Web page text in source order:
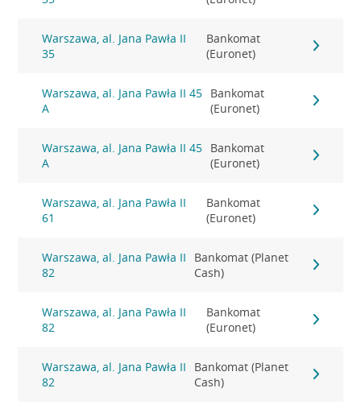
Warszawa, al. Jana Pawła II
35
Bankomat
(Euronet)
Warszawa, al. Jana Pawła II 45
A
Bankomat
(Euronet)
Warszawa, al. Jana Pawła II 45
A
Bankomat
(Euronet)
Warszawa, al. Jana Pawła II
61
Bankomat
(Euronet)
Warszawa, al. Jana Pawła II
82
Bankomat (Planet
Cash)
Warszawa, al. Jana Pawła II
82
Bankomat
(Euronet)
Warszawa, al. Jana Pawła II
82
Bankomat (Planet
Cash)